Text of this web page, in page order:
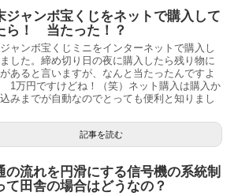
ジャンボ宝くじをネットで購入して
ら！ 当たった！？
ャンボ宝くじミニをインターネットで購入し
した。締め切り日の夜に購入したら残り物に
あると言いますが、なんと当たったんですよ
1万円ですけどね！（笑）ネット購入は購入か
みまでが自動なのでとっても便利と知りまし
記事を読む
の流れを円滑にする信号機の系統制
て田舎の場合はどうなの？